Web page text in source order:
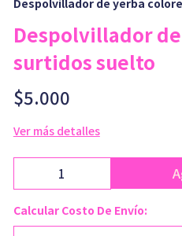
Despolvillador de yerba
Despolvillador
surtidos suelto
$5.000
Ver más detalles
Calcular Costo De Envío: